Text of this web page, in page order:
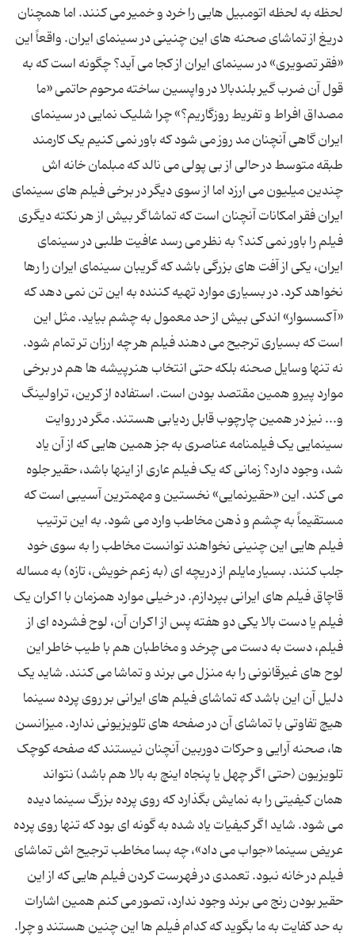
لحظه به لحظه اتومبیل هایی را خرد و خمیر می کنند. اما همچنان
دریغ از تماشای صحنه های این چنینی در سینمای ایران. واقعاً این
«فقر تصویری» در سینمای ایران از کجا می آید؟ چگونه است که به
قول آن ضرب گیر بلندبالا در واپسین ساخته مرحوم حاتمی «ما
مصداق افراط و تفریط روزگاریم؟» چرا شلیک نمایی در سینمای
ایران گاهی آنچنان مد روز می شود که باور نمی کنیم یک کارمند
طبقه متوسط در حالی از بی پولی می نالد که مبلمان خانه اش
چندین میلیون می ارزد اما از سوی دیگر در برخی فیلم های سینمای
ایران فقر امکانات آنچنان است که تماشاگر بیش از هر نکته دیگری
فیلم را باور نمی کند؟ به نظر می رسد عافیت طلبی در سینمای
ایران، یکی از آفت های بزرگی باشد که گریبان سینمای ایران را رها
نخواهد کرد. در بسیاری موارد تهیه کننده به این تن نمی دهد که
«آکسسوار» اندکی بیش از حد معمول به چشم بیاید. مثل این
است که بسیاری ترجیح می دهند فیلم هر چه ارزان تر تمام شود.
نه تنها وسایل صحنه بلکه حتی انتخاب هنرپیشه ها هم در برخی
موارد پیرو همین مقتصد بودن است. استفاده از کرین، تراولینگ
و... نیز در همین چارچوب قابل ردیابی هستند. مگر در روایت
سینمایی یک فیلمنامه عناصری به جز همین هایی که از آن یاد
شد، وجود دارد؟ زمانی که یک فیلم عاری از اینها باشد، حقیر جلوه
می کند. این «حقیرنمایی» نخستین و مهمترین آسیبی است که
مستقیماً به چشم و ذهن مخاطب وارد می شود. به این ترتیب
فیلم هایی این چنینی نخواهند توانست مخاطب را به سوی خود
جلب کنند. بسیار مایلم از دریچه ای (به زعم خویش، تازه) به مساله
قاچاق فیلم های ایرانی بپردازم. در خیلی موارد همزمان با اکران یک
فیلم یا دست بالا یکی دو هفته پس از اکران آن، لوح فشرده ای از
فیلم، دست به دست می چرخد و مخاطبان هم با طیب خاطر این
لوح های غیرقانونی را به منزل می برند و تماشا می کنند. شاید یک
دلیل آن این باشد که تماشای فیلم های ایرانی بر روی پرده سینما
هیچ تفاوتی با تماشای آن در صفحه های تلویزیونی ندارد. میزانسن
ها، صحنه آرایی و حرکات دوربین آنچنان نیستند که صفحه کوچک
تلویزیون (حتی اگر چهل یا پنجاه اینچ به بالا هم باشد) نتواند
همان کیفیتی را به نمایش بگذارد که روی پرده بزرگ سینما دیده
می شود. شاید اگر کیفیات یاد شده به گونه ای بود که تنها روی پرده
عریض سینما «جواب می داد»، چه بسا مخاطب ترجیح اش تماشای
فیلم در خانه نبود. تعمدی در فهرست کردن فیلم هایی که از این
حقیر بودن رنج می برند وجود ندارد، تصور می کنم همین اشارات
به حد کفایت به ما بگوید که کدام فیلم ها این چنین هستند و چرا.